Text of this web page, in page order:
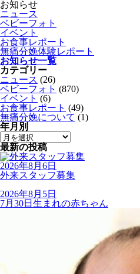
お知らせ
ニュース
ベビーフォト
イベント
お食事レポート
無痛分娩体験レポート
お知らせ一覧
カテゴリー
ニュース (26)
ベビーフォト (870)
イベント (6)
お食事レポート (49)
無痛分娩について (1)
年月別
最新の投稿
2026年8月6日
外来スタッフ募集
2026年8月5日
7月30日生まれの赤ちゃん